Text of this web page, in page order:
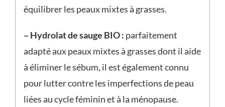
équilibrer les peaux mixtes à grasses.
– Hydrolat de sauge BIO : parfaitement
adapté aux peaux mixtes à grasses dont il aide
à éliminer le sébum, il est également connu
pour lutter contre les imperfections de peau
liées au cycle féminin et à la ménopause.